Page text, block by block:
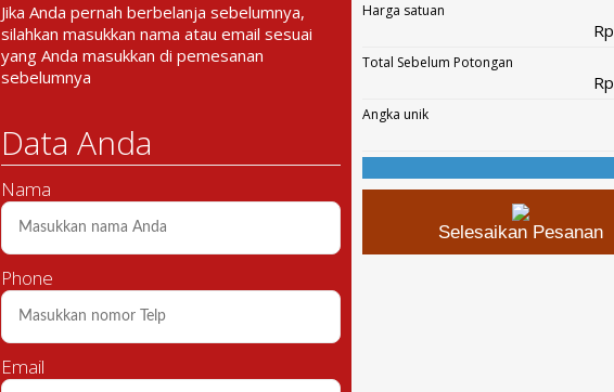
Jika Anda pernah berbelanja sebelumnya,
silahkan masukkan nama atau email sesuai
yang Anda masukkan di pemesanan
sebelumnya
Data Anda
Nama
Phone
Email
Harga satuan
Total Sebelum Potongan
Angka unik
Selesaikan Pesanan